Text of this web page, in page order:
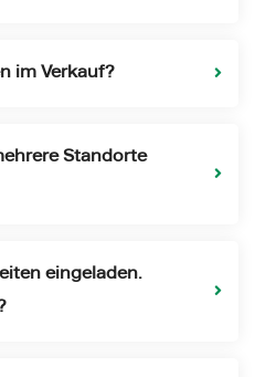
im Verkauf?
Standorte
eingeladen.